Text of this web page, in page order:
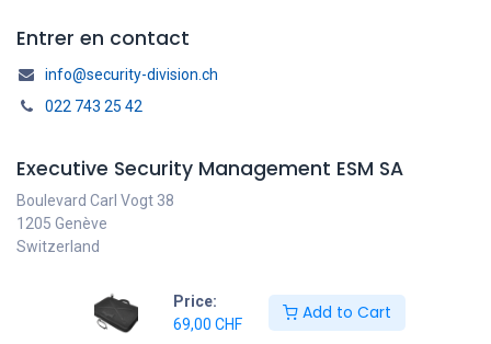
Price:
69,00 CHF
Add to Cart
Entrer en contact
info@security-division.ch
022 743 25 42
Executive Security Management ESM SA
Boulevard Carl Vogt 38
1205 Genève
Switzerland